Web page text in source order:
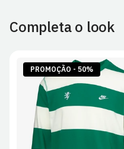
Artigos personalizados não
de EnvioeDevoluções
Completa o look
PROMOÇÃO - 50%
S XL